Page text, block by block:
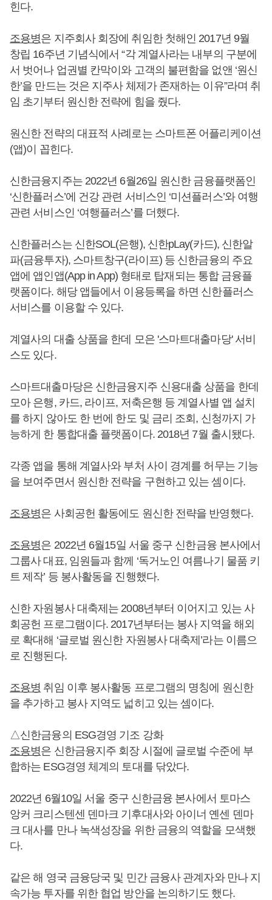
힌다.
조용병은 지주회사 회장에 취임한 첫해인 2017년 9월
창립 16주년 기념식에서 “각 계열사라는 내부의 구분에
서 벗어나 업권별 칸막이와 고객의 불편함을 없앤 ‘원신
한’을 만드는 것은 지주사 체제가 존재하는 이유”라며 취
임 초기부터 원신한 전략에 힘을 줬다.
원신한 전략의 대표적 사례로는 스마트폰 어플리케이션
(앱)이 꼽힌다.
신한금융지주는 2022년 6월26일 원신한 금융플랫폼인
‘신한플러스’에 건강 관련 서비스인 ‘미션플러스’와 여행
관련 서비스인 ‘여행플러스’를 더했다.
신한플러스는 신한SOL(은행), 신한pLay(카드), 신한알
파(금융투자), 스마트창구(라이프) 등 신한금융의 주요
앱에 앱인앱(App in App) 형태로 탑재되는 통합 금융플
랫폼이다. 해당 앱들에서 이용등록을 하면 신한플러스
서비스를 이용할 수 있다.
계열사의 대출 상품을 한데 모은 '스마트대출마당' 서비
스도 있다.
스마트대출마당은 신한금융지주 신용대출 상품을 한데
모아 은행, 카드, 라이프, 저축은행 등 계열사별 앱 설치
를 하지 않아도 한 번에 한도 및 금리 조회, 신청까지 가
능하게 한 통합대출 플랫폼이다. 2018년 7월 출시됐다.
각종 앱을 통해 계열사와 부처 사이 경계를 허무는 기능
을 보여주면서 원신한 전략을 구현하고 있는 셈이다.
조용병은 사회공헌 활동에도 원신한 전략을 반영했다.
조용병은 2022년 6월15일 서울 중구 신한금융 본사에서
그룹사 대표, 임원들과 함께 ‘독거노인 여름나기 물품 키
트 제작’ 등 봉사활동을 진행했다.
신한 자원봉사 대축제는 2008년부터 이어지고 있는 사
회공헌 프로그램이다. 2017년부터는 봉사 지역을 해외
로 확대해 ‘글로벌 원신한 자원봉사 대축제’라는 이름으
로 진행된다.
조용병 취임 이후 봉사활동 프로그램의 명칭에 원신한
을 추가하고 봉사 지역도 넓히고 있는 셈이다.
△신한금융의 ESG경영 기조 강화
조용병은 신한금융지주 회장 시절에 글로벌 수준에 부
합하는 ESG경영 체계의 토대를 닦았다.
2022년 6월10일 서울 중구 신한금융 본사에서 토마스
앙커 크리스텐센 덴마크 기후대사와 아이너 옌센 덴마
크 대사를 만나 녹색성장을 위한 금융의 역할을 모색했
다.
같은 해 영국 금융당국 및 민간 금융사 관계자와 만나 지
속가능 투자를 위한 협업 방안을 논의하기도 했다.